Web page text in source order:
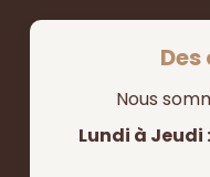
Nous
Lundi à Jeudi :